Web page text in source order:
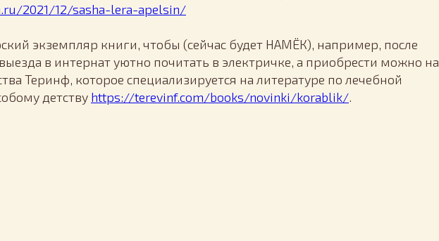
2021/12/sasha-lera-apelsin/
экземпляр книги, чтобы (сейчас будет НАМЁК), например, после
в интернат уютно почитать в электричке, а приобрести можно на
Теринф, которое специализируется на литературе по лечебной
детству https://terevinf.com/books/novinki/korablik/.